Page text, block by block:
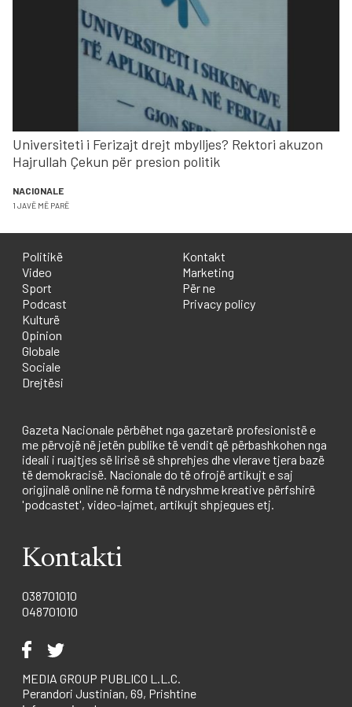
Universiteti i Ferizajt drejt mbylljes? Rektori akuzon
Hajrullah Çekun për presion politik
NACIONALE
1 JAVË MË PARË
Politikë
Video
Sport
Podcast
Kulturë
Opinion
Globale
Sociale
Drejtësi
Kontakt
Marketing
Për ne
Privacy policy
Gazeta Nacionale përbëhet nga gazetarë profesionistë e
me përvojë në jetën publike të vendit që përbashkohen nga
ideali i ruajtjes së lirisë së shprehjes dhe vlerave tjera bazë
të demokracisë. Nacionale do të ofrojë artikujt e saj
origjinalë online në forma të ndryshme kreative përfshirë
'podcastet', video-lajmet, artikujt shpjegues etj.
Kontakti
038701010
048701010
MEDIA GROUP PUBLICO L.L.C.
Perandori Justinian, 69, Prishtine